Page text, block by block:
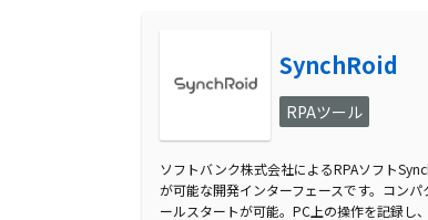
導入前の課題に対する解決策
株式会社ＮＴＴぷららは、業務
の導入を検討しました。システ
図ることが可能と判断しました
SynchRoid
RPAツール
ソフトバンク株式会社によるRPAソフト
が可能な開発インターフェースです。コン
ールスタートが可能。PC上の操作を記録し